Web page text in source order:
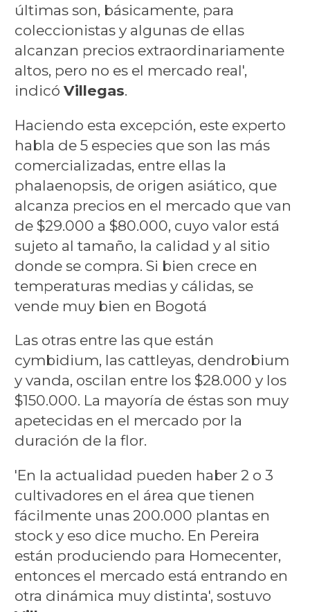
últimas son, básicamente, para
coleccionistas y algunas de ellas
alcanzan precios extraordinariamente
altos, pero no es el mercado real',
indicó Villegas.
Haciendo esta excepción, este experto
habla de 5 especies que son las más
comercializadas, entre ellas la
phalaenopsis, de origen asiático, que
alcanza precios en el mercado que van
de $29.000 a $80.000, cuyo valor está
sujeto al tamaño, la calidad y al sitio
donde se compra. Si bien crece en
temperaturas medias y cálidas, se
vende muy bien en Bogotá
Las otras entre las que están
cymbidium, las cattleyas, dendrobium
y vanda, oscilan entre los $28.000 y los
$150.000. La mayoría de éstas son muy
apetecidas en el mercado por la
duración de la flor.
'En la actualidad pueden haber 2 o 3
cultivadores en el área que tienen
fácilmente unas 200.000 plantas en
stock y eso dice mucho. En Pereira
están produciendo para Homecenter,
entonces el mercado está entrando en
otra dinámica muy distinta', sostuvo